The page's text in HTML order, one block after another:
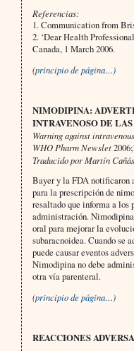
Referencias:
1. Communication from
2. ‘Dear Health
Canada, 1 March 2006.
(principio de página…)
NIMODIPINA:
INTRAVENOSO DE
Warning against
WHO Pharm Newslet
Traducido por Martín Cañás
Bayer y la FDA notificaron
para la prescripción de
resaltado que informa a los
administración.
oral para mejorar la
subaracnoidea. Cuando se
puede causar eventos
Nimodipina no debe
otra vía parenteral.
(principio de página…)
REACCIONES